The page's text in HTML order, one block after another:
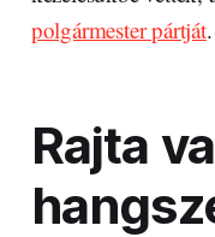
polgármester pártját.
Rajta